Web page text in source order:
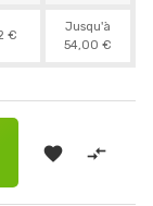
€
Jusqu'à
54,00 €
 